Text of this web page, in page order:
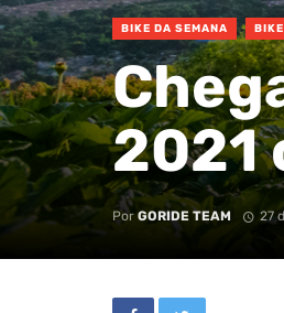
BIKE DA SEMANA
2021
Por GORIDE TEAM 27